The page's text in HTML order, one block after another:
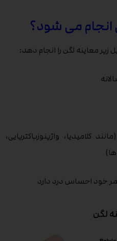
انجام می شود؟
معاینه لگن را انجام دهد:
کلامیدیا، واژینوزباکتریایی،
خود احساس درد دارد
لگن